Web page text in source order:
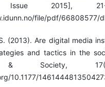
Issue 2015],
file/pdf/66808577/
(2013). Are digital media
and tactics in the
& Society,
10.1177/